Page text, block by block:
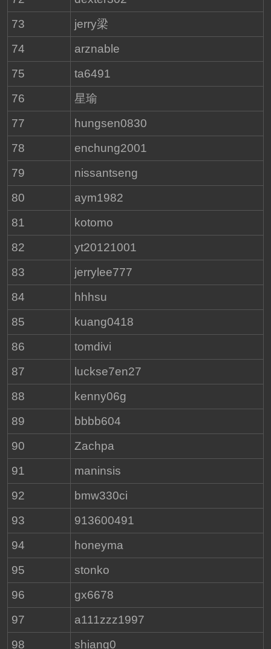
73
jerry梁
74
arznable
75
ta6491
76
星瑜
77
hungsen0830
78
enchung2001
79
nissantseng
80
aym1982
81
kotomo
82
yt20121001
83
jerrylee777
84
hhhsu
85
kuang0418
86
tomdivi
87
luckse7en27
88
kenny06g
89
bbbb604
90
Zachpa
91
maninsis
92
bmw330ci
93
913600491
94
honeyma
95
stonko
96
gx6678
97
a111zzz1997
98
shiang0